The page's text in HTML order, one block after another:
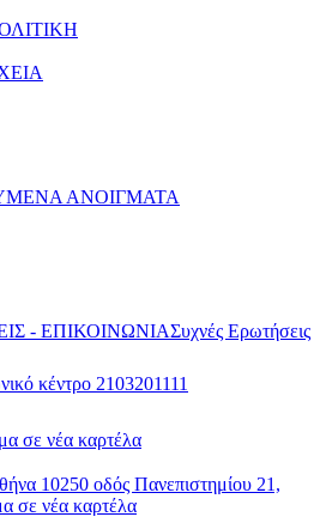
ΑΝΟΙΓΜΑΤΑ
- ΕΠΙΚΟΙΝΩΝΙΑΣυχνές Ερωτήσεις
κέντρο 2103201111
σε νέα καρτέλα
10250 οδός Πανεπιστημίου 21,
σε νέα καρτέλα